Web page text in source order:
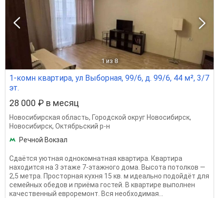
1 из 8
1-комн квартира, ул Выборная, 99/6, д. 99/6, 44 м², 3/7
эт.
28 000 ₽ в месяц
Новосибирская область, Городской округ Новосибирск,
Новосибирск, Октябрьский р-н
Речной Вокзал
Сдаётся уютная однокомнатная квартира. Квартира
находится на 3 этаже 7-этажного дома. Высота потолков —
2,5 метра. Просторная кухня 15 кв. м идеально подойдёт для
семейных обедов и приёма гостей. В квартире выполнен
качественный евроремонт. Вся необходимая...